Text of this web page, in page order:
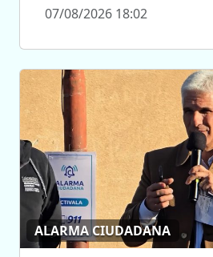
07/08/2026 18:02
ALARMA CIUDADANA